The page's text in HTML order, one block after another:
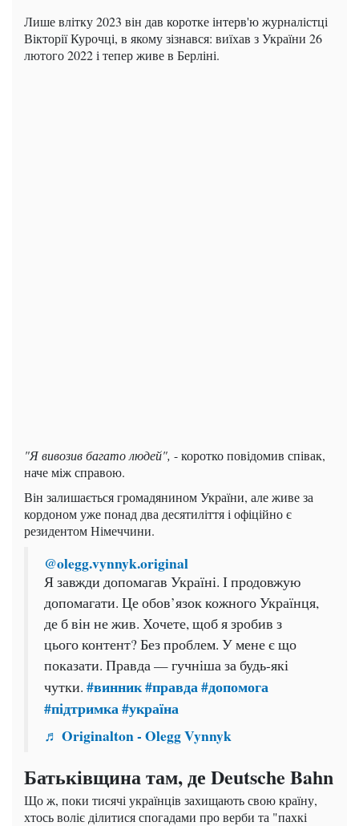
Лише влітку 2023 він дав коротке інтерв'ю журналістці
Вікторії Курочці, в якому зізнався: виїхав з України 26
лютого 2022 і тепер живе в Берліні.
"Я вивозив багато людей", - коротко повідомив співак,
наче між справою.
Він залишається громадянином України, але живе за
кордоном уже понад два десятиліття і офіційно є
резидентом Німеччини.
@olegg.vynnyk.original
Я завжди допомагав Україні. І продовжую
допомагати. Це обов’язок кожного Українця,
де б він не жив. Хочете, щоб я зробив з
цього контент? Без проблем. У мене є що
показати. Правда — гучніша за будь-які
чутки. #винник#правда#допомога
#підтримка#україна
♬ Originalton - Olegg Vynnyk
Батьківщина там, де Deutsche Bahn
Що ж, поки тисячі українців захищають свою країну,
хтось воліє ділитися спогадами про верби та "пахкі